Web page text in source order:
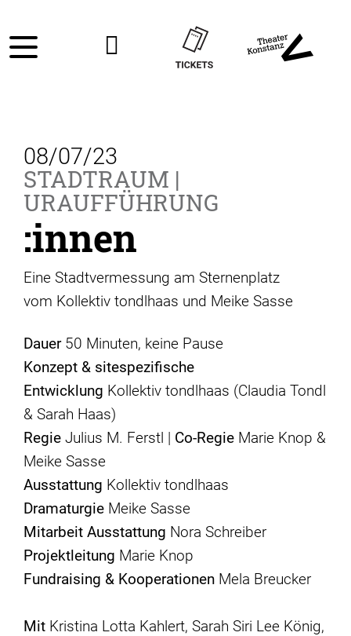
08/07/23
STADTRAUM |
URAUFFÜHRUNG
:innen
Eine Stadtvermessung am Sternenplatz
vom Kollektiv tondlhaas und Meike Sasse
Dauer50 Minuten, keine Pause
Konzept & sitespezifische
Entwicklung Kollektiv tondlhaas (Claudia Tondl
& Sarah Haas)
Regie Julius M. Ferstl | Co-Regie Marie Knop &
Meike Sasse
Ausstattung Kollektiv tondlhaas
Dramaturgie Meike Sasse
Mitarbeit Ausstattung Nora Schreiber
Projektleitung Marie Knop
Fundraising & Kooperationen Mela Breucker
Mit Kristina Lotta Kahlert, Sarah Siri Lee König,